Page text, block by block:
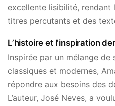
excellente lisibilité, rendant
titres percutants et des
L’histoire et l’inspiration
Inspirée par un mélange
classiques et modernes,
répondre aux besoins des
L’auteur, José Neves, a